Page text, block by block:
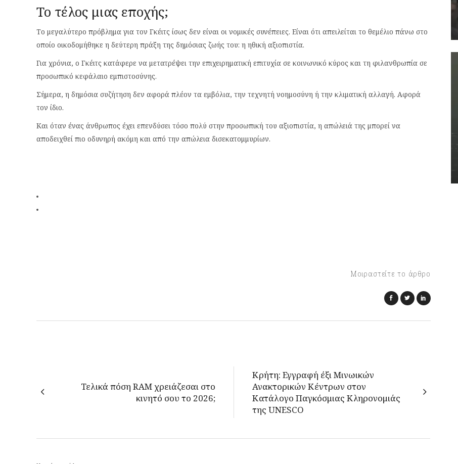
Το τέλος μιας εποχής;
Το μεγαλύτερο πρόβλημα για τον Γκέιτς ίσως δεν είναι οι νομικές συνέπειες. Είναι ότι απειλείται το θεμέλιο πάνω στο
οποίο οικοδομήθηκε η δεύτερη πράξη της δημόσιας ζωής του: η ηθική αξιοπιστία.
Για χρόνια, ο Γκέιτς κατάφερε να μετατρέψει την επιχειρηματική επιτυχία σε κοινωνικό κύρος και τη φιλανθρωπία σε
προσωπικό κεφάλαιο εμπιστοσύνης.
Σήμερα, η δημόσια συζήτηση δεν αφορά πλέον τα εμβόλια, την τεχνητή νοημοσύνη ή την κλιματική αλλαγή. Αφορά
τον ίδιο.
Και όταν ένας άνθρωπος έχει επενδύσει τόσο πολύ στην προσωπική του αξιοπιστία, η απώλειά της μπορεί να
αποδειχθεί πιο οδυνηρή ακόμη και από την απώλεια δισεκατομμυρίων.
Μοιραστείτε το άρθρο
Τελικά πόση RAM χρειάζεσαι στο
κινητό σου το 2026;
Κρήτη: Εγγραφή έξι Μινωικών
Ανακτορικών Κέντρων στον
Κατάλογο Παγκόσμιας Κληρονομιάς
της UNESCO